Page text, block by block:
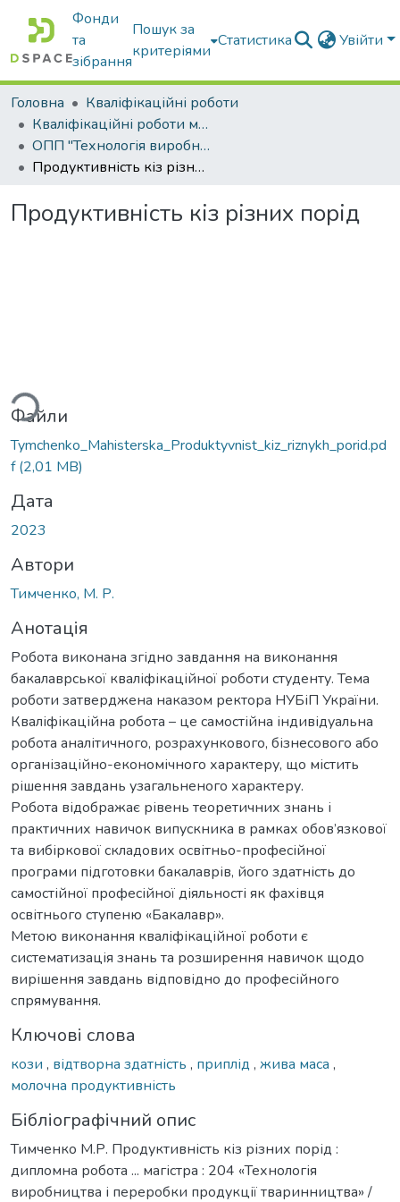
Фонди
та
зібрання
Пошук за
критеріями
Статистика Увійти
Головна
Кваліфікаційні роботи
Кваліфікаційні роботи магістрів
ОПП "Технологія виробництва і переробки продукції тваринництва"
Продуктивність кіз різних порід
Продуктивність кіз різних порід
Файли
Tymchenko_Mahisterska_Produktyvnist_kiz_riznykh_porid.pd
f(2,01 MB)
Дата
2023
Автори
Тимченко, М. Р.
Анотація
Робота виконана згідно завдання на виконання
бакалаврської кваліфікаційної роботи студенту. Тема
роботи затверджена наказом ректора НУБіП України.
Кваліфікаційна робота – це самостійна індивідуальна
робота аналітичного, розрахункового, бізнесового або
організаційно-економічного характеру, що містить
рішення завдань узагальненого характеру.
Робота відображає рівень теоретичних знань і
практичних навичок випускника в рамках обов’язкової
та вибіркової складових освітньо-професійної
програми підготовки бакалаврів, його здатність до
самостійної професійної діяльності як фахівця
освітнього ступеню «Бакалавр».
Метою виконання кваліфікаційної роботи є
систематизація знань та розширення навичок щодо
вирішення завдань відповідно до професійного
спрямування.
Ключові слова
кози , відтворна здатність , приплід , жива маса ,
молочна продуктивність
Бібліографічний опис
Тимченко М.Р. Продуктивність кіз різних порід :
дипломна робота ... магістра : 204 «Технологія
виробництва і переробки продукції тваринництва» /